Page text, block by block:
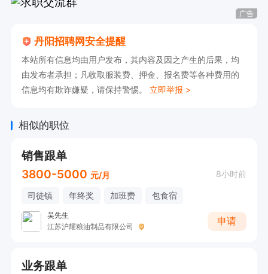
广告
丹阳招聘网安全提醒
本站所有信息均由用户发布，其内容及因之产生的后果，均
由发布者承担；凡收取服装费、押金、报名费等各种费用的
信息均有欺诈嫌疑，请保持警惕。 立即举报 >
相似的职位
销售跟单
3800-5000 元/月 8小时前
司徒镇 年终奖 加班费 包食宿
吴先生
江苏沪耀粮油制品有限公司
申请
业务跟单